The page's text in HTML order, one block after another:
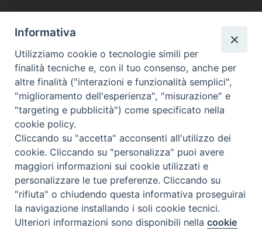
Diocesi di Volterra
COPYRIGHT 2022 © DIOCESI DI VOLTERRA -
Informativa
sulla privacy- Note Legali Cookies Policy
Preferenze Cookie
Informativa
Utilizziamo cookie o tecnologie simili per
finalità tecniche e, con il tuo consenso, anche per
altre finalità ("interazioni e funzionalità semplici",
"miglioramento dell'esperienza", "misurazione" e
"targeting e pubblicità") come specificato nella
cookie policy.
Cliccando su "accetta" acconsenti all'utilizzo dei
cookie. Cliccando su "personalizza" puoi avere
maggiori informazioni sui cookie utilizzati e
personalizzare le tue preferenze. Cliccando su
"rifiuta" o chiudendo questa informativa proseguirai
la navigazione installando i soli cookie tecnici.
Ulteriori informazioni sono disponibili nellacookie